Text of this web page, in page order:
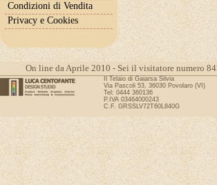
Condizioni di Vendita
Privacy e Cookies
On line da Aprile 2010 - Sei il visitatore numero
Il Telaio di Gaiarsa Silvia
Via Pascoli 53, 36030 Povolaro (VI)
Tel: 0444 360136
P.IVA 03464000243
C.F. GRSSLV72T60L840G